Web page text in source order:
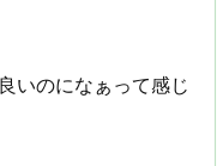
いのになぁって感じ